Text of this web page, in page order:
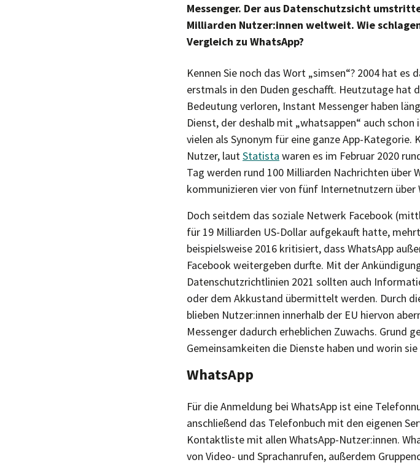
Messenger. Der aus Datenschutzsicht
Milliarden Nutzer:innen weltweit. Wie
Vergleich zu WhatsApp?
Kennen Sie noch das Wort „simsen“? 2004 hat es
erstmals in den Duden geschafft. Heutzutage hat
Bedeutung verloren, Instant Messenger haben
Dienst, der deshalb mit „whatsappen“ auch
vielen als Synonym für eine ganze App-
Nutzer, lautStatista waren es im Februar 2020
Tag werden rund 100 Milliarden Nachrichten über
kommunizieren vier von fünf Internetnutzern über
Doch seitdem das soziale Netwerk Facebook
für 19 Milliarden US-Dollar aufgekauft hatte,
beispielsweise 2016 kritisiert, dass WhatsApp
Facebook weitergeben durfte. Mit der
Datenschutzrichtlinien 2021 sollten auch
oder dem Akkustand übermittelt werden. Durch
blieben Nutzer:innen innerhalb der EU hiervon
Messenger dadurch erheblichen Zuwachs. Grund
Gemeinsamkeiten die Dienste haben und worin
WhatsApp
Für die Anmeldung bei WhatsApp ist eine
anschließend das Telefonbuch mit den eigenen
Kontaktliste mit allen WhatsApp-Nutzer:innen.
von Video- und Sprachanrufen, außerdem